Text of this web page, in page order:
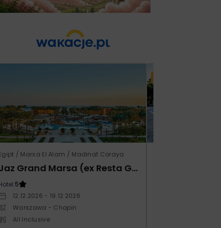
/ Marsa El Alam / Madinat Coraya
Jaz Grand Marsa (ex Resta Grand Resort)
5
12.12.2026 - 19.12.2026
Warszawa - Chopin
All Inclusive